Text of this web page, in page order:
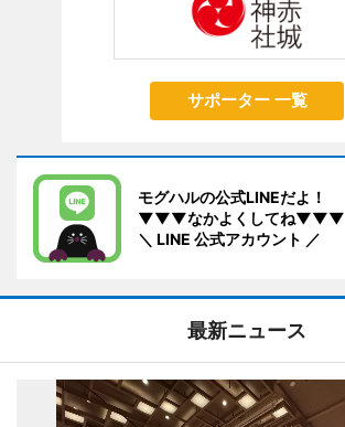
サポーター 一覧
モグハルの公式LINEだよ！
▼▼▼なかよくしてね▼▼▼
＼ LINE 公式アカウント ／
最新ニュース